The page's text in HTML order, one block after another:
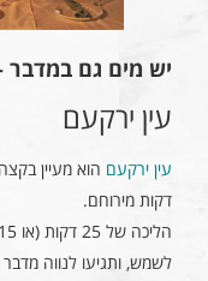
יש מים גם במדבר
עין ירקעם
עין ירקעם
דקות מירוחם.
לשמש, ותגיעו לנווה